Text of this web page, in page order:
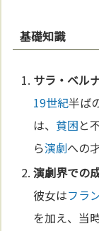
基礎知識
サラ・ベル
19世紀半ば
は、 貧困と
ら演劇への
演劇界での
彼女はフラ
を加え、当